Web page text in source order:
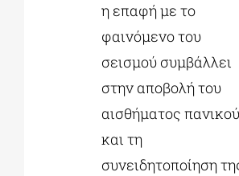
η επαφή με το
φαινόμενο του
σεισμού συμβάλλει
στην αποβολή του
αισθήματος πανικού
και τη
συνειδητοποίηση